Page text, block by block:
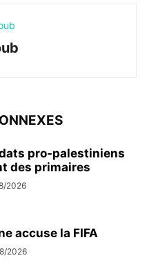
pro-palestiniens
des primaires
2026
accuse la FIFA
2026